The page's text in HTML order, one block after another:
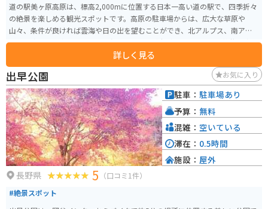
道の駅美ヶ原高原は、標高2,000mに位置する日本一高い道の駅で、四季折々
の絶景を楽しめる観光スポットです。高原の駐車場からは、広大な草原や
山々、条件が良ければ雲海や日の出を望むことができ、北アルプス、南アル
プス、浅間山、富士山まで360度のパノラマが広がります。夏には放牧の牛や
可憐な花々が風に揺れる穏やかな風景を楽しめ、避暑地としても人気です。
美ヶ原高原美術館に隣接し、展望レストランや広い売店、展望テラスもあ
り、景色を眺めながらゆったり過ごせます。アクセスは岡谷市の長野道岡谷IC
から国道142号・ビーナスライン経由で約1時間。バイクでも通行可能です
が、街灯のない山道が長く続き、冬季は通行止めとなるため注意が必要です。
詳しく見る
出早公園 お気に入り
長野県 5 （口コミ1件）
#絶景スポット
駐車： 駐車場あり
予算： 無料
混雑： 空いている
滞在： 0.5時間
施設： 屋外